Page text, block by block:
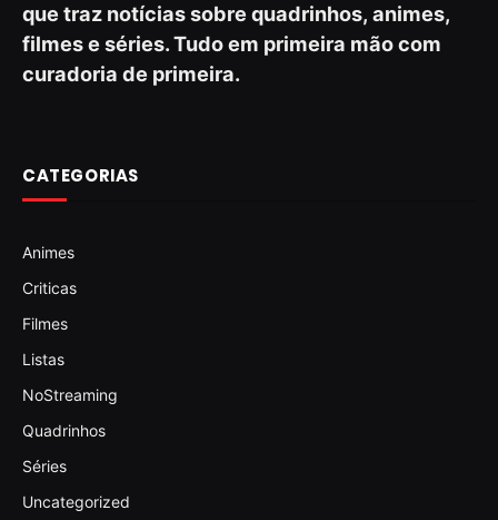
que traz notícias sobre quadrinhos, animes,
filmes e séries. Tudo em primeira mão com
curadoria de primeira.
CATEGORIAS
Animes
Criticas
Filmes
Listas
NoStreaming
Quadrinhos
Séries
Uncategorized